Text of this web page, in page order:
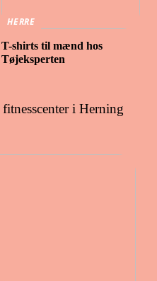
HERRE
T-shirts til mænd hos
Tøjeksperten
i Herning